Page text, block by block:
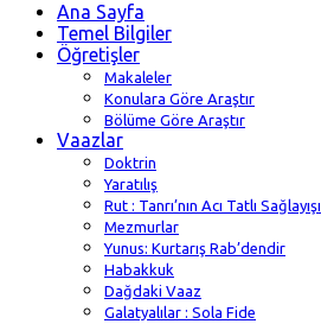
Ana Sayfa
Temel Bilgiler
Öğretişler
Makaleler
Konulara Göre Araştır
Bölüme Göre Araştır
Vaazlar
Doktrin
Yaratılış
Rut : Tanrı’nın Acı Tatlı Sağlayışı
Mezmurlar
Yunus: Kurtarış Rab’dendir
Habakkuk
Dağdaki Vaaz
Galatyalılar : Sola Fide